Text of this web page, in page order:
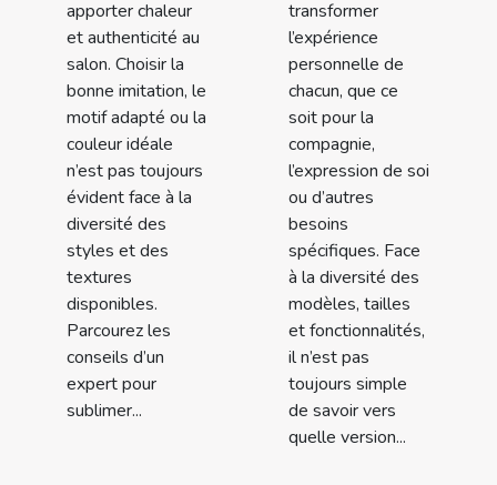
apporter chaleur
et authenticité au
salon. Choisir la
bonne imitation, le
motif adapté ou la
couleur idéale
n’est pas toujours
évident face à la
diversité des
styles et des
textures
disponibles.
Parcourez les
conseils d’un
expert pour
sublimer...
transformer
l’expérience
personnelle de
chacun, que ce
soit pour la
compagnie,
l’expression de soi
ou d’autres
besoins
spécifiques. Face
à la diversité des
modèles, tailles
et fonctionnalités,
il n’est pas
toujours simple
de savoir vers
quelle version...